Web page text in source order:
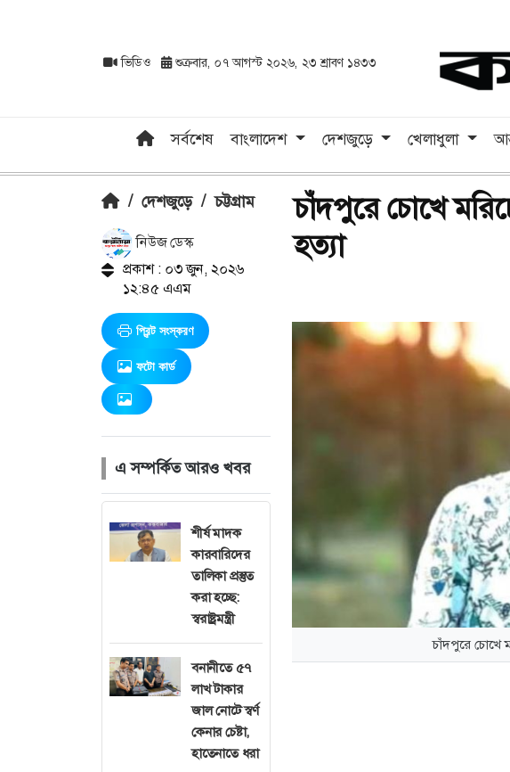
ভিডিও শুক্রবার, ০৭ আগস্ট ২০২৬, ২৩ শ্রাবণ ১৪৩৩
সর্বশেষ বাংলাদেশ দেশজুড়ে খেলাধুলা
/ দেশজুড়ে / চট্টগ্রাম
নিউজ ডেস্ক
প্রকাশ : ০৩ জুন, ২০২৬
১২:৪৫ এএম
প্রিন্ট সংস্করণ
ফটো কার্ড
এ সম্পর্কিত আরও খবর
শীর্ষ মাদক
কারবারিদের
তালিকা প্রস্তুত
করা হচ্ছে:
স্বরাষ্ট্রমন্ত্রী
বনানীতে ৫৭
লাখ টাকার
জাল নোটে স্বর্ণ
কেনার চেষ্টা,
হাতেনাতে ধরা
চাঁদপুরে চোখে
হত্যা
চাঁদপুরে চোখে